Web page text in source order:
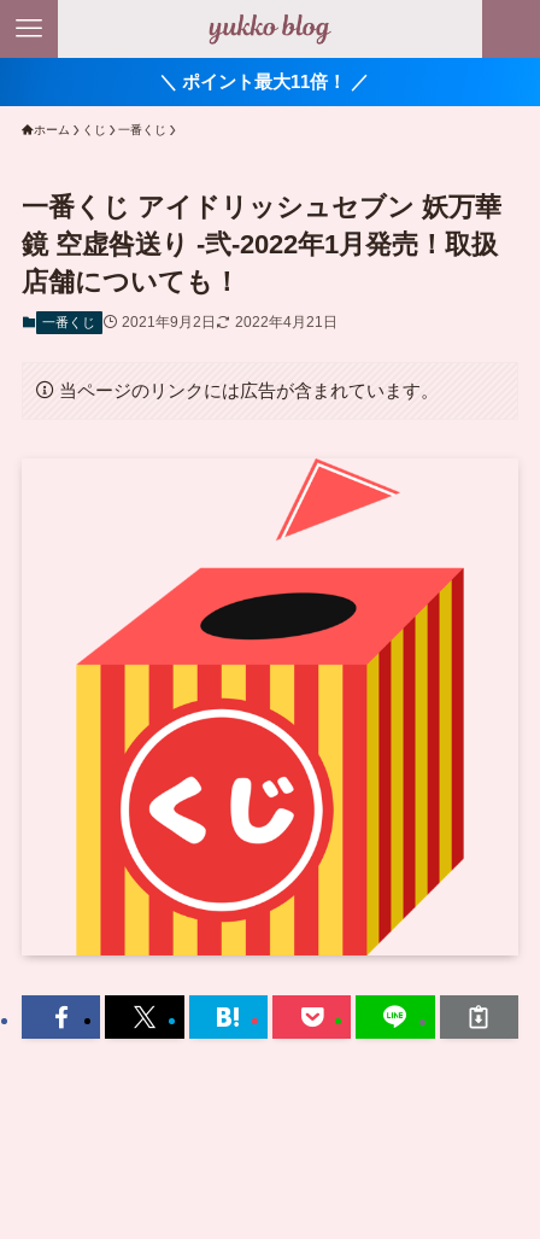
＼ ポイント最大11倍！ ／
ホーム くじ 一番くじ
一番くじ アイドリッシュセブン 妖万華
鏡 空虚咎送り -弐-2022年1月発売！取扱
店舗についても！
一番くじ 2021年9月2日 2022年4月21日
当ページのリンクには広告が含まれています。